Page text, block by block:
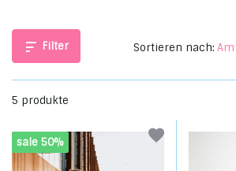
Filter
5 produkte
Sortieren nach:
sale 50%